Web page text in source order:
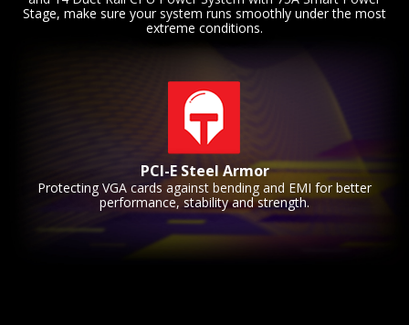
Stage, make sure your system runs smoothly under the most
extreme conditions.
PCI-E Steel Armor
Protecting VGA cards against bending and EMI for better
performance, stability and strength.